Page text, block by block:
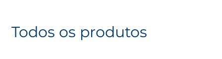
Todos os produtos